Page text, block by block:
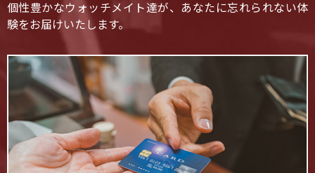
個性豊かなウォッチメイト達が、あなたに忘れられない体
験をお届けいたします。